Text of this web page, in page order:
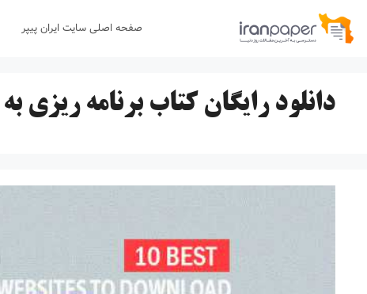
پرش
صفحه اصلی سایت ایران پیپر
دانلود رایگان کتاب برنامه ریزی